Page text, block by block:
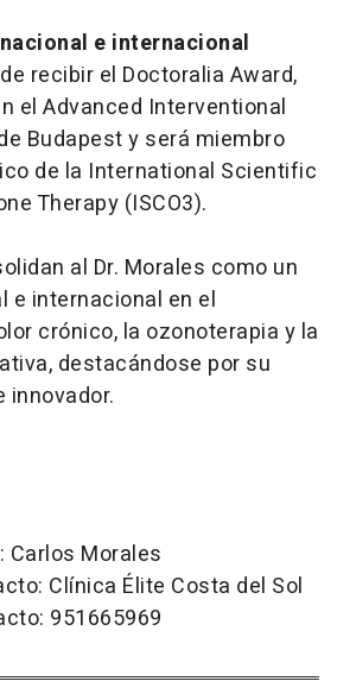
e internacional
recibir el Doctoralia Award,
el Advanced Interventional
Budapest y será miembro
de la International Scientific
Therapy (ISCO3).
al Dr. Morales como un
e internacional en el
crónico, la ozonoterapia y la
destacándose por su
innovador.
Morales
Clínica Élite Costa del Sol
951665969